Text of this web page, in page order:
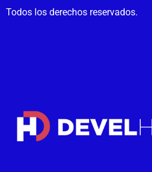
Todos los derechos reservados.